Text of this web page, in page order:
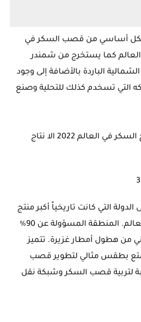
أساسي من قصب السكر في
العالم كما يستخرج من شمندر
الباردة بالأضافة إلى وجود
التي تسخدم كذلك للتحلية وصنع
اكبر 10 دول في انتاج السكر في العالم 2022 الا نتاج
الدولة التي كانت تاريخياً أكبر منتج
لقصب السكر في العالم. المنطقة المسؤولة عن 90٪
من هطول أمطار غزيرة. تتميز
بطقس مثالي لتطوير قصب
لتربية قصب السكر وشبكة نقل